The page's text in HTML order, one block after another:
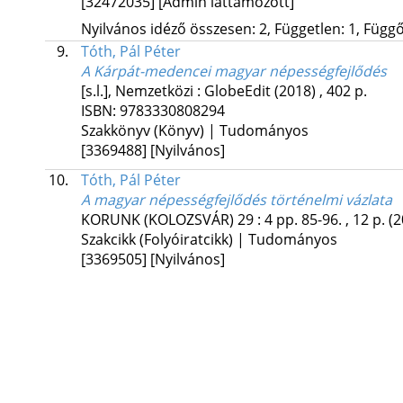
Nyilvános idéző összesen: 2, Független: 1,
9.
Tóth, Pál Péter
A Kárpát-medencei magyar népességfejlődés
[s.l.], Nemzetközi : GlobeEdit(2018) , 402 p.
ISBN: 9783330808294
Szakkönyv (Könyv) | Tudományos
[3369488] [Nyilvános]
10.
Tóth, Pál Péter
A magyar népességfejlődés történelmi vázlata
KORUNK (KOLOZSVÁR) 29: 4 pp. 85-96. , 12 p.
Szakcikk (Folyóiratcikk) | Tudományos
[3369505] [Nyilvános]